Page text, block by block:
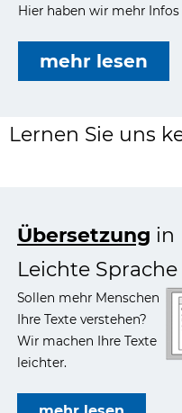
Hier haben wir mehr Infos
mehr lesen
Lernen Sie uns
Übersetzung in
Leichte Sprache
Sollen mehr Menschen
Ihre Texte verstehen?
Wir machen Ihre Texte
leichter.